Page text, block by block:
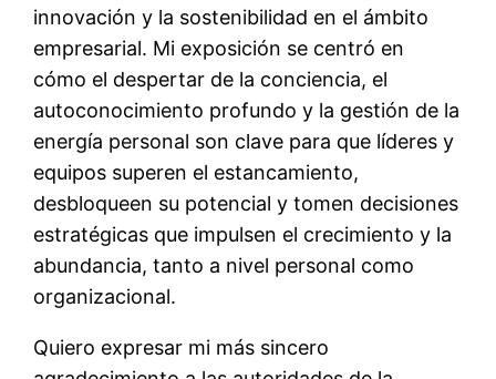
innovación y la sostenibilidad en el ámbito
empresarial. Mi exposición se centró en
cómo el despertar de la conciencia, el
autoconocimiento profundo y la gestión de la
energía personal son clave para que líderes y
equipos superen el estancamiento,
desbloqueen su potencial y tomen decisiones
estratégicas que impulsen el crecimiento y la
abundancia, tanto a nivel personal como
organizacional.
Quiero expresar mi más sincero